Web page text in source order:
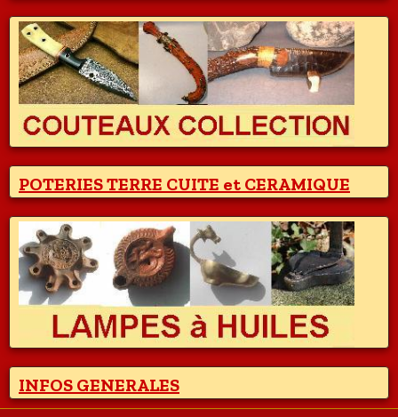
POTERIES TERRE CUITE et CERAMIQUE
INFOS GENERALES